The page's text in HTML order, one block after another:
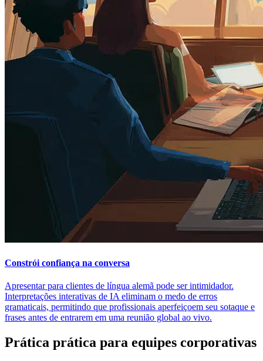
Constrói confiança na conversa
Apresentar para clientes de língua alemã pode ser intimidador.
Interpretações interativas de IA eliminam o medo de erros
gramaticais, permitindo que profissionais aperfeiçoem seu sotaque e
frases antes de entrarem em uma reunião global ao vivo.
Prática prática para equipes corporativas